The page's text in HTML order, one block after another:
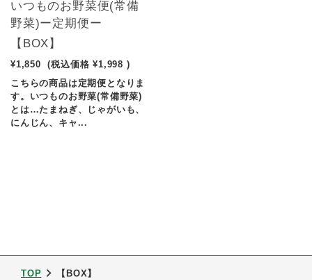
いつものお野菜便(常備
野菜)ー定期便ー
【BOX】
¥1,850 (税込価格 ¥1,998 )
こちらの商品は定期便となりま
す。いつものお野菜(常備野菜)
とは…たまねぎ、じゃがいも、
にんじん、キャ...
TOP 【BOX】